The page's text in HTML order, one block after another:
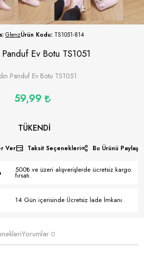
GlenzÜrün Kodu: TS1051-814
Panduf Ev Botu TS1051
Panduf Ev Botu TS1051
59,99
TÜKENDI
Ver Taksit Seçenekleri Bu Ürünü Paylaş
500₺ ve üzeri alışverişlerde ücretsiz kargo
fırsatı.
14 Gün içerisinde Ücretsiz İade İmkanı.
Yorumlar 0